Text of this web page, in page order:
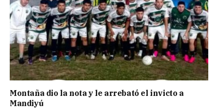
Montaña dio la nota y le arrebató el invicto a
Mandiyú